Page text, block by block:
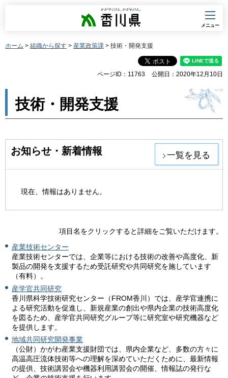
香川県
メニュー
ホーム > 組織から探す > 産業政策課 > 技術・開発支援
ページID：11763 公開日：2020年12月10日
技術・開発支援
お知らせ・新着情報 一覧を見る
現在、情報はありません。
項目名をクリックすると詳細をご覧いただけます。
産業技術センター
産業技術センターでは、企業等における技術の改善や高度化、新
製品の開発を支援するため受託研究や共同研究を施しています
（有料）。
産学官共同研究
香川県科学技術研究センター（FROM香川）では、産学官連携に
よる研究活動を促進し、新規産業の創出や県内企業の技術高度化
を図るため、産学官共同研究グループ等に研究室や研究機器など
を提供します。
地域共同研究開発事業
（公財）かがわ産業支援財団では、県内企業など、多数の方々に
高温高圧流体技術等への理解を深めていただくために、最新情報
の提供、技術講習会や機器利用講習会の開催、情報誌の発行な